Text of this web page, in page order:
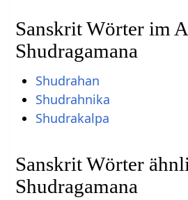
Sanskrit Wörter im
Shudragamana
Shudrahan
Shudrahnika
Shudrakalpa
Sanskrit Wörter
Shudragamana